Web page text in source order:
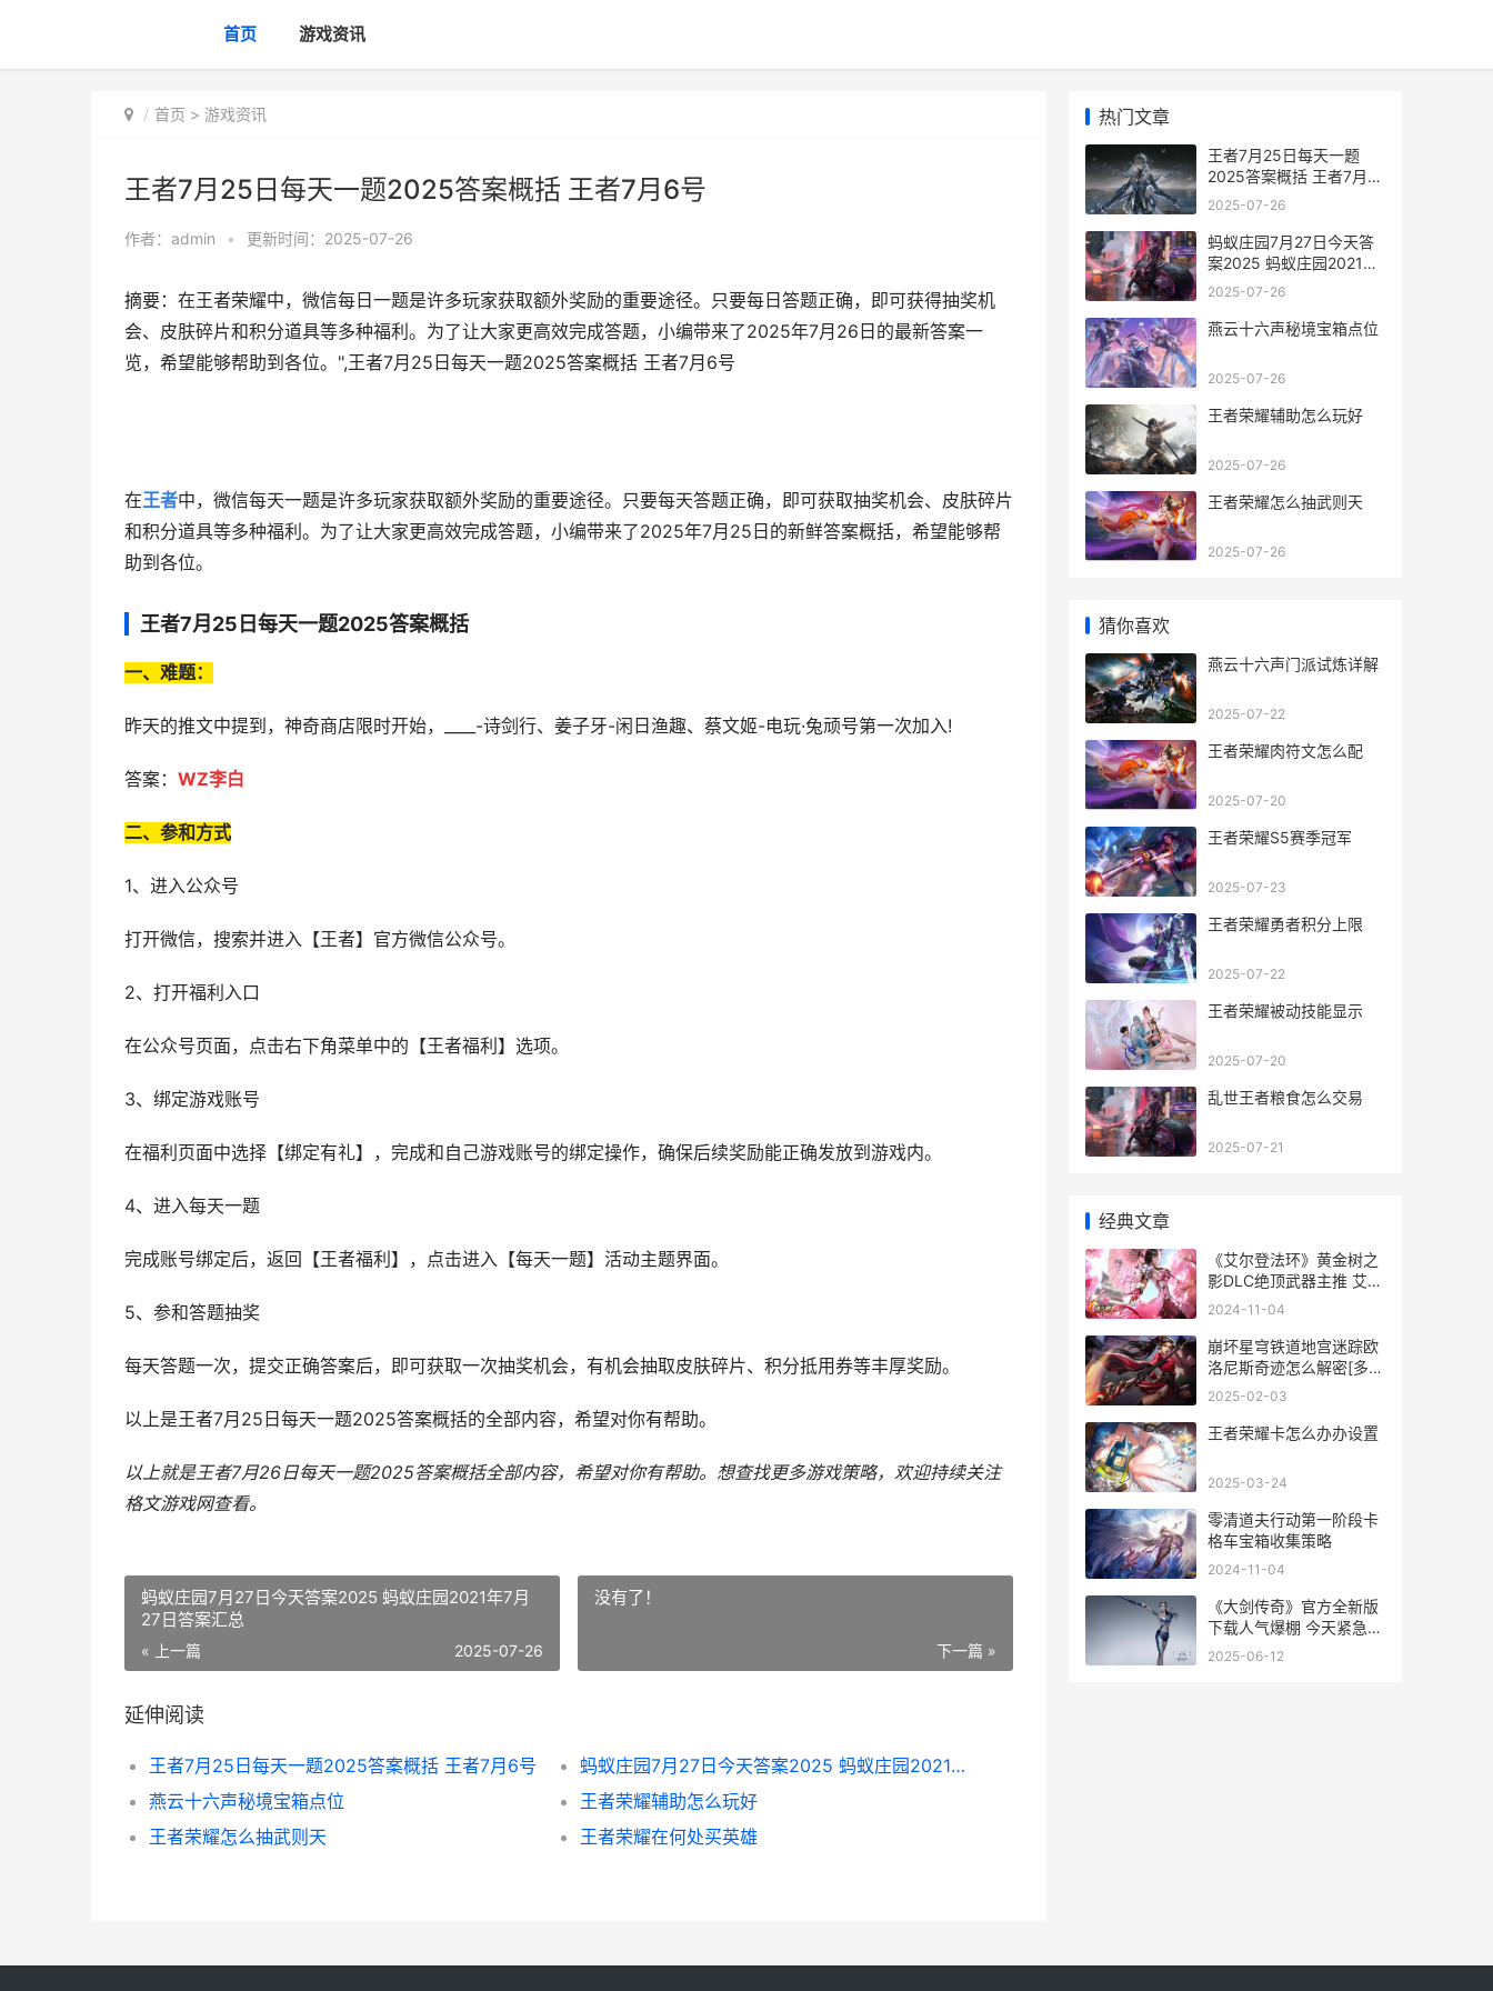
首页 游戏资讯
首页 > 游戏资讯
王者7月25日每天一题2025答案概括 王者7月6号
作者： admin • 更新时间：2025-07-26
摘要：在王者荣耀中，微信每日一题是许多玩家获取额外奖励的重要途径。只要每日答题正确，即可获得抽奖机
会、皮肤碎片和积分道具等多种福利。为了让大家更高效完成答题，小编带来了2025年7月26日的最新答案一
览，希望能够帮助到各位。",王者7月25日每天一题2025答案概括 王者7月6号
在王者中，微信每天一题是许多玩家获取额外奖励的重要途径。只要每天答题正确，即可获取抽奖机会、皮肤碎片
和积分道具等多种福利。为了让大家更高效完成答题，小编带来了2025年7月25日的新鲜答案概括，希望能够帮
助到各位。
王者7月25日每天一题2025答案概括
一、难题：
昨天的推文中提到，神奇商店限时开始，____-诗剑行、姜子牙-闲日渔趣、蔡文姬-电玩·兔顽号第一次加入!
答案： WZ李白
二、参和方式
1、进入公众号
打开微信，搜索并进入【王者】官方微信公众号。
2、打开福利入口
在公众号页面，点击右下角菜单中的【王者福利】选项。
3、绑定游戏账号
在福利页面中选择【绑定有礼】，完成和自己游戏账号的绑定操作，确保后续奖励能正确发放到游戏内。
4、进入每天一题
完成账号绑定后，返回【王者福利】，点击进入【每天一题】活动主题界面。
5、参和答题抽奖
每天答题一次，提交正确答案后，即可获取一次抽奖机会，有机会抽取皮肤碎片、积分抵用券等丰厚奖励。
以上是王者7月25日每天一题2025答案概括的全部内容，希望对你有帮助。
以上就是王者7月26日每天一题2025答案概括全部内容，希望对你有帮助。 想查找更多游戏策略，欢迎持续关注
格文游戏网查看。
蚂蚁庄园7月27日今天答案2025 蚂蚁庄园2021年7月
27日答案汇总
« 上一篇 2025-07-26
没有了！
下一篇 »
延伸阅读
王者7月25日每天一题2025答案概括 王者7月6号
蚂蚁庄园7月27日今天答案2025 蚂蚁庄园2021年7月27日答案汇总
燕云十六声秘境宝箱点位
王者荣耀辅助怎么玩好
王者荣耀怎么抽武则天
王者荣耀在何处买英雄
热门文章
王者7月25日每天一题
2025答案概括 王者7月6
号
2025-07-26
蚂蚁庄园7月27日今天答
案2025 蚂蚁庄园2021年
7月27日答案汇总
2025-07-26
燕云十六声秘境宝箱点位
2025-07-26
王者荣耀辅助怎么玩好
2025-07-26
王者荣耀怎么抽武则天
2025-07-26
猜你喜欢
燕云十六声门派试炼详解
2025-07-22
王者荣耀肉符文怎么配
2025-07-20
王者荣耀S5赛季冠军
2025-07-23
王者荣耀勇者积分上限
2025-07-22
王者荣耀被动技能显示
2025-07-20
乱世王者粮食怎么交易
2025-07-21
经典文章
《艾尔登法环》黄金树之
影DLC绝顶武器主推 艾尔
登法环白面具支线
2024-11-04
崩坏星穹铁道地宫迷踪欧
洛尼斯奇迹怎么解密[多
图] 崩坏星穹铁道地图宝
2025-02-03
王者荣耀卡怎么办办设置
2025-03-24
零清道夫行动第一阶段卡
格车宝箱收集策略
2024-11-04
《大剑传奇》官方全新版
下载人气爆棚 今天紧急加
推新服 大剑传奇最强阵容
2025-06-12